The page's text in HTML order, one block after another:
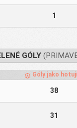
1
GÓLY
Góly jako
38
31